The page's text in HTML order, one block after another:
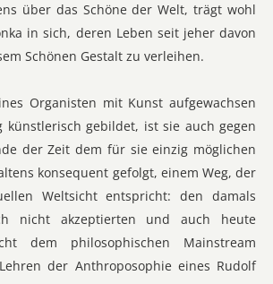
über das Schöne der Welt, trägt wohl
in sich, deren Leben seit jeher davon
Schönen Gestalt zu verleihen.
Organisten mit Kunst aufgewachsen
künstlerisch gebildet, ist sie auch gegen
der Zeit dem für sie einzig möglichen
konsequent gefolgt, einem Weg, der
Weltsicht entspricht: den damals
nicht akzeptierten und auch heute
dem philosophischen Mainstream
der Anthroposophie eines Rudolf